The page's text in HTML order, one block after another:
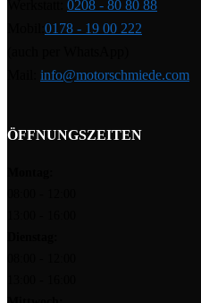
0208 - 80 80 88
0178 - 19 00 222
info@motorschmiede.com
ÖFFNUNGSZEITEN